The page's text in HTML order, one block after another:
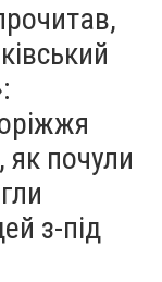
як почули
з-під